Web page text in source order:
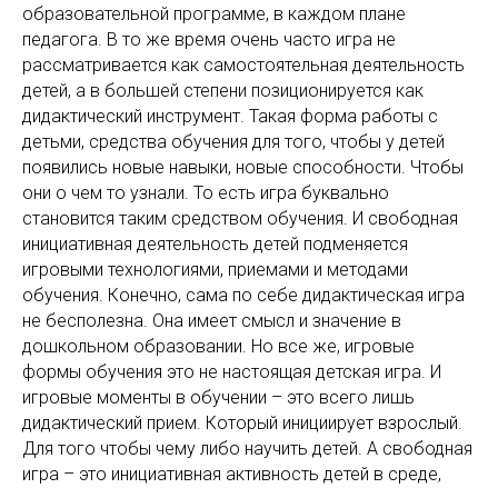
образовательной программе, в каждом плане
педагога. В то же время очень часто игра не
рассматривается как самостоятельная деятельность
детей, а в большей степени позиционируется как
дидактический инструмент. Такая форма работы с
детьми, средства обучения для того, чтобы у детей
появились новые навыки, новые способности. Чтобы
они о чем то узнали. То есть игра буквально
становится таким средством обучения. И свободная
инициативная деятельность детей подменяется
игровыми технологиями, приемами и методами
обучения. Конечно, сама по себе дидактическая игра
не бесполезна. Она имеет смысл и значение в
дошкольном образовании. Но все же, игровые
формы обучения это не настоящая детская игра. И
игровые моменты в обучении – это всего лишь
дидактический прием. Который инициирует взрослый.
Для того чтобы чему либо научить детей. А свободная
игра – это инициативная активность детей в среде,